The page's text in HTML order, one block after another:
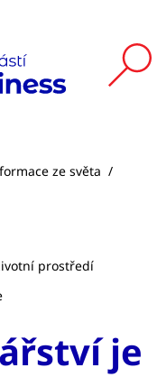
ze světa /
prostředí
je